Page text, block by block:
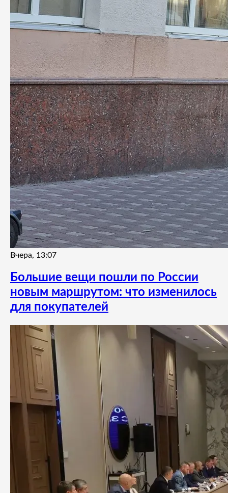
Вчера, 13:07
Большие вещи пошли по России
новым маршрутом: что изменилось
для покупателей